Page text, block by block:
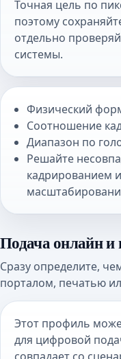
Точная цель по
поэтому
отдельно
системы.
Физический
Соотношение
Диапазон по
Решайте
кадрированием
Подача онлайн и
Сразу определите,
порталом, печатью
Этот профиль
для цифровой